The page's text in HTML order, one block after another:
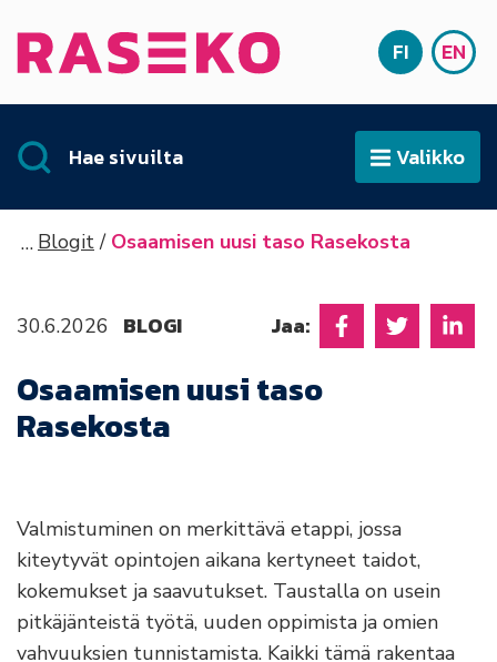
Etusivu SUOMI
FI EN
Hae sivuilta AvaaValikko
Blogit Osaamisen uusi taso Rasekosta
30.6.2026 BLOGI Jaa: Jaa Facebookissa
Jaa Jaa
Osaamisen uusi taso
Rasekosta
Valmistuminen on merkittävä etappi, jossa
kiteytyvät opintojen aikana kertyneet taidot,
kokemukset ja saavutukset. Taustalla on usein
pitkäjänteistä työtä, uuden oppimista ja omien
vahvuuksien tunnistamista. Kaikki tämä rakentaa